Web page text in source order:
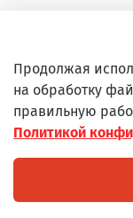
Информация
© Любое
разрешения
Продолжая
на обработку
правильную
Политикой